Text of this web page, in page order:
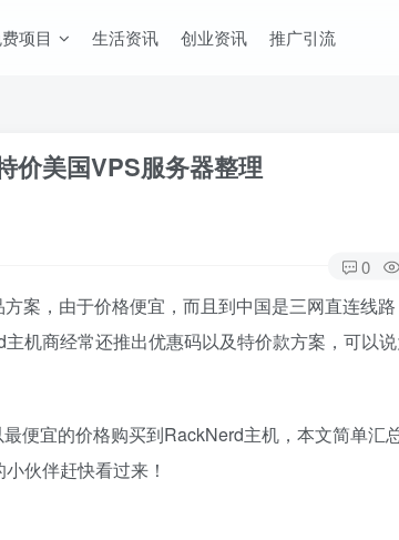
项目 生活资讯 创业资讯 推广引流
价美国VPS服务器整理
0
案，由于价格便宜，而且到中国是三网直连线
机商经常还推出优惠码以及特价款方案，可以
便宜的价格购买到RackNerd主机，本文简单汇
伙伴赶快看过来！